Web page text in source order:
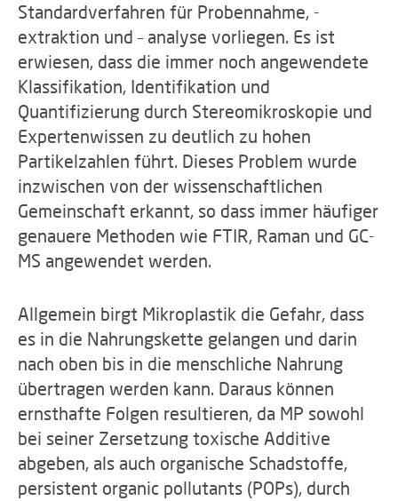
Standardverfahren für Probennahme, -
extraktion und – analyse vorliegen. Es ist
erwiesen, dass die immer noch angewendete
Klassifikation, Identifikation und
Quantifizierung durch Stereomikroskopie und
Expertenwissen zu deutlich zu hohen
Partikelzahlen führt. Dieses Problem wurde
inzwischen von der wissenschaftlichen
Gemeinschaft erkannt, so dass immer häufiger
genauere Methoden wie FTIR, Raman und GC-
MS angewendet werden.
Allgemein birgt Mikroplastik die Gefahr, dass
es in die Nahrungskette gelangen und darin
nach oben bis in die menschliche Nahrung
übertragen werden kann. Daraus können
ernsthafte Folgen resultieren, da MP sowohl
bei seiner Zersetzung toxische Additive
abgeben, als auch organische Schadstoffe,
persistent organic pollutants (POPs), durch